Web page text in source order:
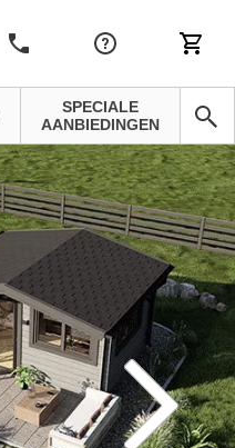
SPECIALE
AANBIEDINGEN